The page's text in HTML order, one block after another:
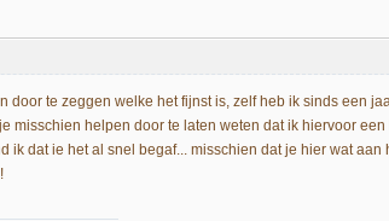
door te zeggen welke het fijnst is, zelf heb ik sinds een
misschien helpen door te laten weten dat ik hiervoor
ik dat ie het al snel begaf... misschien dat je hier wat aan